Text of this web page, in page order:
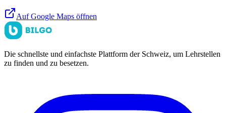
Auf Google Maps öffnen
Die schnellste und einfachste Plattform der Schweiz, um Lehrstellen
zu finden und zu besetzen.